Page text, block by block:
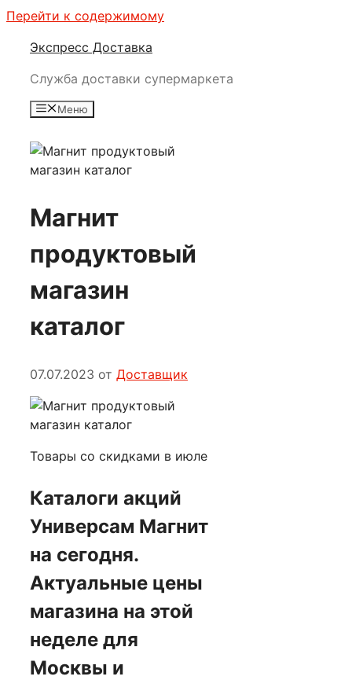
Перейти к содержимому
Экспресс Доставка
Служба доставки супермаркета
Меню
Магнит
продуктовый
магазин
каталог
07.07.2023 от Доставщик
Товары со скидками в июле
Каталоги акций
Универсам Магнит
на сегодня.
Актуальные цены
магазина на этой
неделе для
Москвы и